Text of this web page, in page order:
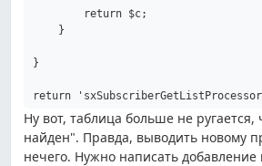
        return $c;
    }
}
Ну вот, таблица больше не ругается,
найден". Правда, выводить новому
нечего. Нужно написать добавление